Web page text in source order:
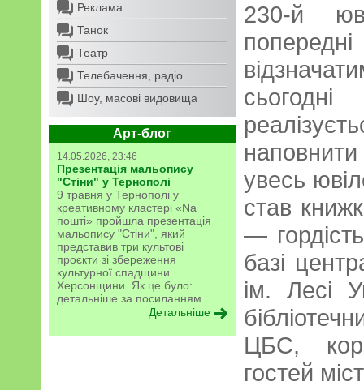
Реклама
Танок
Театр
Телебачення, радіо
Шоу, масові видовища
Арт-блог
14.05.2026, 23:46
Презентація мальопису
"Стіни" у Тернополі
9 травня у Тернополі у
креативному кластері «Na
пошті» пройшла презентація
мальопису "Стіни", який
представив три культові
проєкти зі збереження
культурної спадщини
Херсонщини. Як це було:
детальніше за посиланням.
Детальніше
230-й
увесь
став
—
базі
ім. Лесі
ЦБС,
гостей